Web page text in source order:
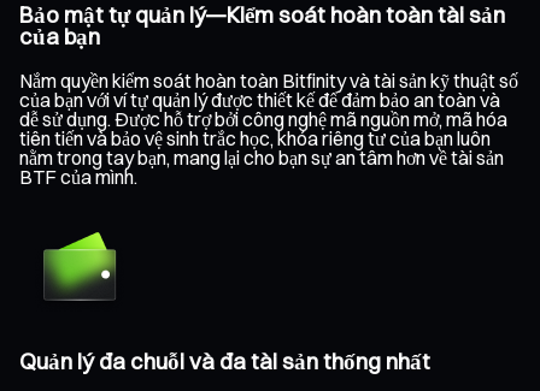
Bảo mật tự quản lý—Kiểm soát hoàn toàn tài sản
của bạn
Nắm quyền kiểm soát hoàn toàn Bitfinity và tài sản kỹ thuật số
của bạn với ví tự quản lý được thiết kế để đảm bảo an toàn và
dễ sử dụng. Được hỗ trợ bởi công nghệ mã nguồn mở, mã hóa
tiên tiến và bảo vệ sinh trắc học, khóa riêng tư của bạn luôn
nằm trong tay bạn, mang lại cho bạn sự an tâm hơn về tài sản
BTF của mình.
Quản lý đa chuỗi và đa tài sản thống nhất